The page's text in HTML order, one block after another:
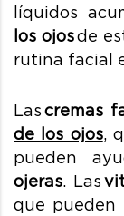
líquidos
los ojosde
rutina facial
Lascremas
de los ojos,
pueden
ojeras. Las
que pueden